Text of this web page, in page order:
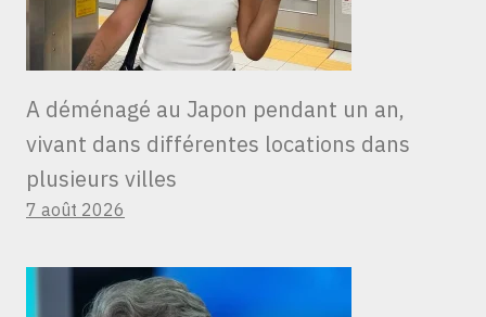
A déménagé au Japon pendant un an,
vivant dans différentes locations dans
plusieurs villes
7 août 2026